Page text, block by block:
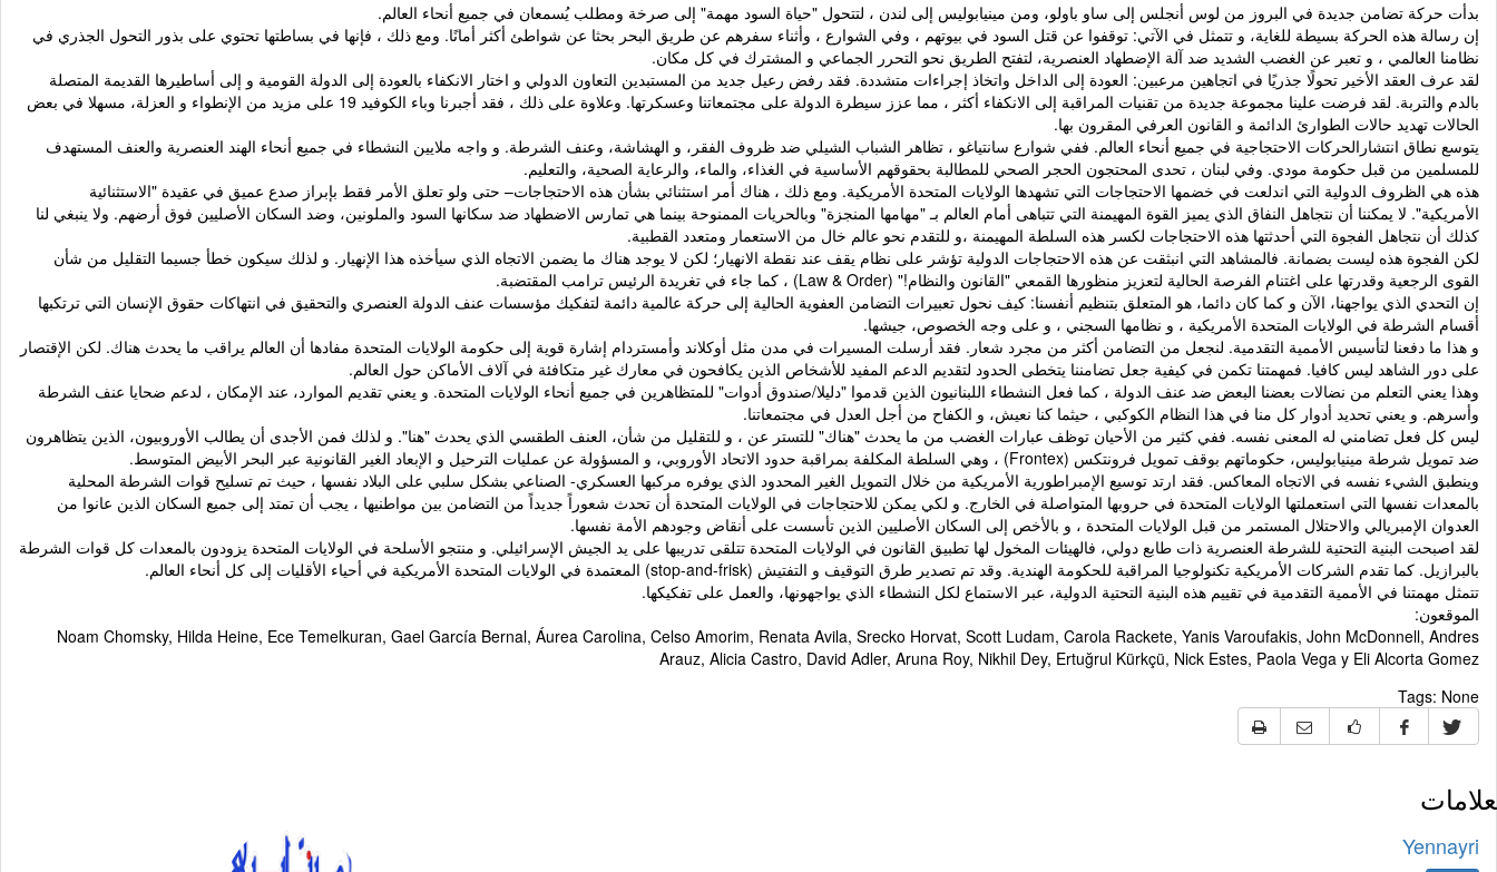
بدأت حركة تضامن جديدة في البروز من لوس أنجلس إلى ساو باولو، ومن مينيابوليس إلى لندن ، لتتحول "حياة السود مهمة" إلى صرخة ومطلب يُسمعان في جميع أنحاء العالم.
إن رسالة هذه الحركة بسيطة للغاية، و تتمثل في الآتي: توقفوا عن قتل السود في بيوتهم ، وفي الشوارع ، وأثناء سفرهم عن طريق البحر بحثا عن شواطئ أكثر أمانًا. ومع ذلك ، فإنها في بساطتها تحتوي على بذور التحول الجذري في
نظامنا العالمي ، و تعبر عن الغضب الشديد ضد آلة الإضطهاد العنصرية، لتفتح الطريق نحو التحرر الجماعي و المشترك في كل مكان.
لقد عرف العقد الأخير تحولًا جذريًا في اتجاهين مرعبين: العودة إلى الداخل واتخاذ إجراءات متشددة. فقد رفض رعيل جديد من المستبدين التعاون الدولي و اختار الانكفاء بالعودة إلى الدولة القومية و إلى أساطيرها القديمة المتصلة
بالدم والتربة. لقد فرضت علينا مجموعة جديدة من تقنيات المراقبة إلى الانكفاء أكثر ، مما عزز سيطرة الدولة على مجتمعاتنا وعسكرتها. وعلاوة على ذلك ، فقد أجبرنا وباء الكوفيد 19 على مزيد من الإنطواء و العزلة، مسهلا في بعض
الحالات تهديد حالات الطوارئ الدائمة و القانون العرفي المقرون بها.
يتوسع نطاق انتشارالحركات الاحتجاجية في جميع أنحاء العالم. ففي شوارع سانتياغو ، تظاهر الشباب الشيلي ضد ظروف الفقر، و الهشاشة، وعنف الشرطة. و واجه ملايين النشطاء في جميع أنحاء الهند العنصرية والعنف المستهدف
للمسلمين من قبل حكومة مودي. وفي لبنان ، تحدى المحتجون الحجر الصحي للمطالبة بحقوقهم الأساسية في الغذاء، والماء، والرعاية الصحية، والتعليم.
هذه هي الظروف الدولية التي اندلعت في خضمها الاحتجاجات التي تشهدها الولايات المتحدة الأمريكية. ومع ذلك ، هناك أمر استثنائي بشأن هذه الاحتجاجات– حتى ولو تعلق الأمر فقط بإبراز صدع عميق في عقيدة "الاستثنائية
الأمريكية". لا يمكننا أن نتجاهل النفاق الذي يميز القوة المهيمنة التي تتباهى أمام العالم بـ "مهامها المنجزة" وبالحريات الممنوحة بينما هي تمارس الاضطهاد ضد سكانها السود والملونين، وضد السكان الأصليين فوق أرضهم. ولا ينبغي لنا
كذلك أن نتجاهل الفجوة التي أحدثتها هذه الاحتجاجات لكسر هذه السلطة المهيمنة ،و للتقدم نحو عالم خال من الاستعمار ومتعدد القطبية.
لكن الفجوة هذه ليست بضمانة. فالمشاهد التي انبثقت عن هذه الاحتجاجات الدولية تؤشر على نظام يقف عند نقطة الانهيار؛ لكن لا يوجد هناك ما يضمن الاتجاه الذي سيأخذه هذا الإنهيار. و لذلك سيكون خطأ جسيما التقليل من شأن
القوى الرجعية وقدرتها على اغتنام الفرصة الحالية لتعزيز منظورها القمعي "القانون والنظام!" (Law & Order) ، كما جاء في تغريدة الرئيس ترامب المقتضبة.
إن التحدي الذي يواجهنا، الآن و كما كان دائما، هو المتعلق بتنظيم أنفسنا: كيف نحول تعبيرات التضامن العفوية الحالية إلى حركة عالمية دائمة لتفكيك مؤسسات عنف الدولة العنصري والتحقيق في انتهاكات حقوق الإنسان التي ترتكبها
أقسام الشرطة في الولايات المتحدة الأمريكية ، و نظامها السجني ، و على وجه الخصوص، جيشها.
و هذا ما دفعنا لتأسيس الأممية التقدمية. لنجعل من التضامن أكثر من مجرد شعار. فقد أرسلت المسيرات في مدن مثل أوكلاند وأمستردام إشارة قوية إلى حكومة الولايات المتحدة مفادها أن العالم يراقب ما يحدث هناك. لكن الإقتصار
على دور الشاهد ليس كافيا. فمهمتنا تكمن في كيفية جعل تضامننا يتخطى الحدود لتقديم الدعم المفيد للأشخاص الذين يكافحون في معارك غير متكافئة في آلاف الأماكن حول العالم.
وهذا يعني التعلم من نضالات بعضنا البعض ضد عنف الدولة ، كما فعل النشطاء اللبنانيون الذين قدموا "دليلا/صندوق أدوات" للمتظاهرين في جميع أنحاء الولايات المتحدة. و يعني تقديم الموارد، عند الإمكان ، لدعم ضحايا عنف الشرطة
وأسرهم. و يعني تحديد أدوار كل منا في هذا النظام الكوكبي ، حيثما كنا نعيش، و الكفاح من أجل العدل في مجتمعاتنا.
ليس كل فعل تضامني له المعنى نفسه. ففي كثير من الأحيان توظف عبارات الغضب من ما يحدث "هناك" للتستر عن ، و للتقليل من شأن، العنف الطقسي الذي يحدث "هنا". و لذلك فمن الأجدى أن يطالب الأوروبيون، الذين يتظاهرون
ضد تمويل شرطة مينيابوليس، حكوماتهم بوقف تمويل فرونتكس (Frontex) ، وهي السلطة المكلفة بمراقبة حدود الاتحاد الأوروبي، و المسؤولة عن عمليات الترحيل و الإبعاد الغير القانونية عبر البحر الأبيض المتوسط.
وينطبق الشيء نفسه في الاتجاه المعاكس. فقد ارتد توسيع الإمبراطورية الأمريكية من خلال التمويل الغير المحدود الذي يوفره مركبها العسكري- الصناعي بشكل سلبي على البلاد نفسها ، حيث تم تسليح قوات الشرطة المحلية
بالمعدات نفسها التي استعملتها الولايات المتحدة في حروبها المتواصلة في الخارج. و لكي يمكن للاحتجاجات في الولايات المتحدة أن تحدث شعوراً جديداً من التضامن بين مواطنيها ، يجب أن تمتد إلى جميع السكان الذين عانوا من
العدوان الإمبريالي والاحتلال المستمر من قبل الولايات المتحدة ، و بالأخص إلى السكان الأصليين الذين تأسست على أنقاض وجودهم الأمة نفسها.
لقد اصبحت البنية التحتية للشرطة العنصرية ذات طابع دولي، فالهيئات المخول لها تطبيق القانون في الولايات المتحدة تتلقى تدريبها على يد الجيش الإسرائيلي. و منتجو الأسلحة في الولايات المتحدة يزودون بالمعدات كل قوات الشرطة
بالبرازيل. كما تقدم الشركات الأمريكية تكنولوجيا المراقبة للحكومة الهندية. وقد تم تصدير طرق التوقيف و التفتيش (stop-and-frisk) المعتمدة في الولايات المتحدة الأمريكية في أحياء الأقليات إلى كل أنحاء العالم.
تتمثل مهمتنا في الأممية التقدمية في تقييم هذه البنية التحتية الدولية، عبر الاستماع لكل النشطاء الذي يواجهونها، والعمل على تفكيكها.
الموقعون:
Noam Chomsky, Hilda Heine, Ece Temelkuran, Gael García Bernal, Áurea Carolina, Celso Amorim, Renata Avila, Srecko Horvat, Scott Ludam, Carola Rackete, Yanis Varoufakis, John McDonnell, Andres
Arauz, Alicia Castro, David Adler, Aruna Roy, Nikhil Dey, Ertuğrul Kürkçü, Nick Estes, Paola Vega y Eli Alcorta Gomez
Tags: None
Yennayri